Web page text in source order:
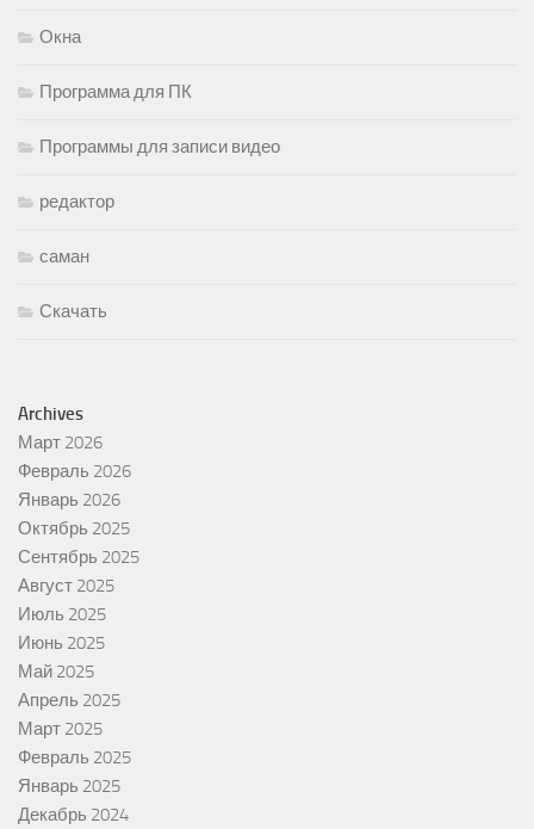
Окна
Программа для ПК
Программы для записи видео
редактор
саман
Скачать
Archives
Март 2026
Февраль 2026
Январь 2026
Октябрь 2025
Сентябрь 2025
Август 2025
Июль 2025
Июнь 2025
Май 2025
Апрель 2025
Март 2025
Февраль 2025
Январь 2025
Декабрь 2024